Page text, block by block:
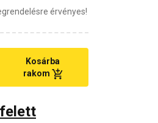
érvényes!
Kosárba
rakom